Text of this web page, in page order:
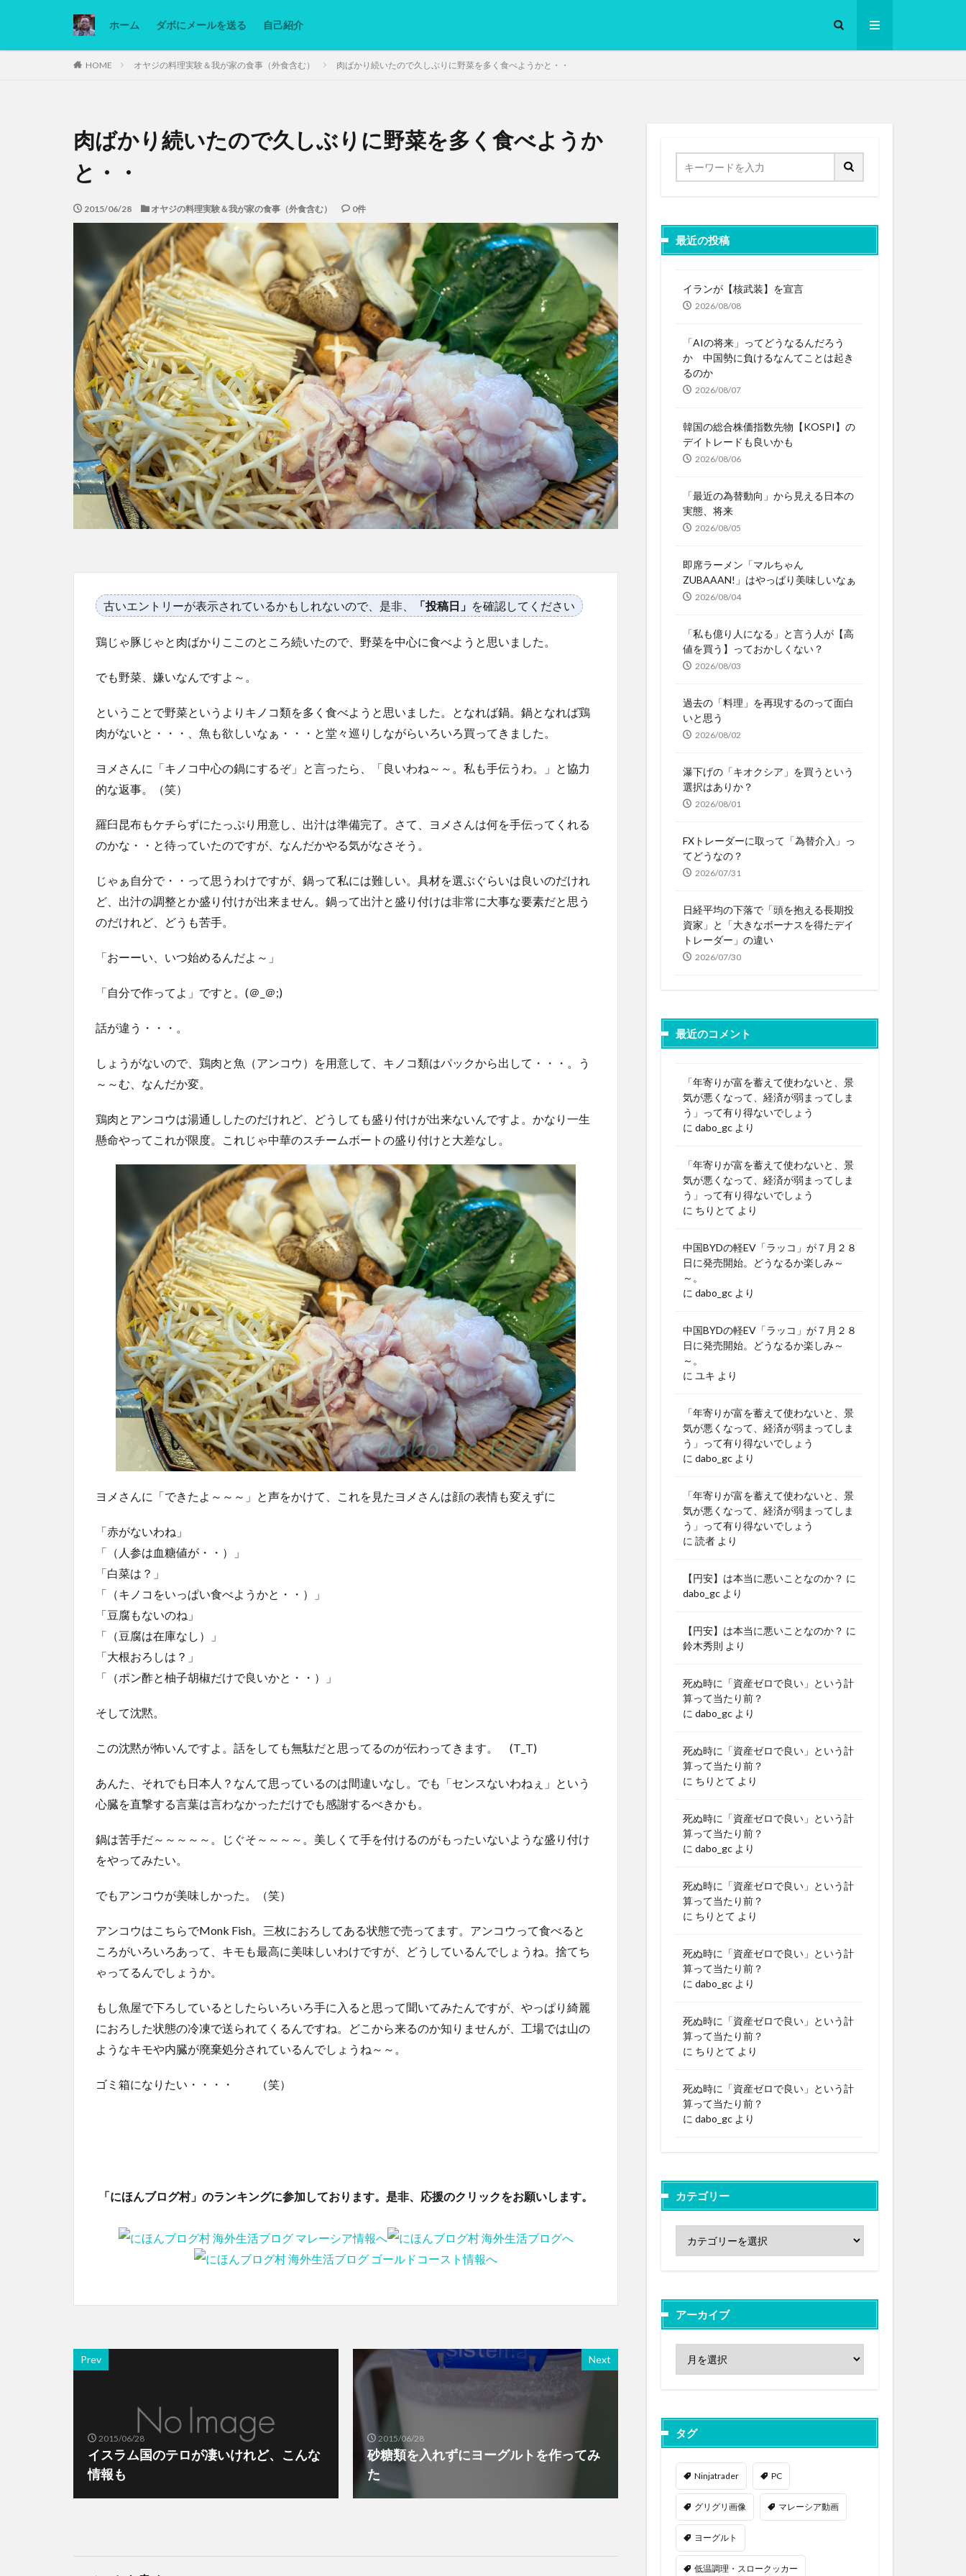
ホーム ダボにメールを送る 自己紹介
HOME オヤジの料理実験＆我が家の食事（外食含む） 肉ばかり続いたので久しぶりに野菜を多く食べようかと・・
肉ばかり続いたので久しぶりに野菜を多く食べようか
と・・
2015/06/28 オヤジの料理実験＆我が家の食事（外食含む） 0件
古いエントリーが表示されているかもしれないので、是非、 「投稿日」 を確認してください
鶏じゃ豚じゃと肉ばかりここのところ続いたので、野菜を中心に食べようと思いました。
でも野菜、嫌いなんですよ～。
ということで野菜というよりキノコ類を多く食べようと思いました。となれば鍋。鍋となれば鶏
肉がないと・・・、魚も欲しいなぁ・・・と堂々巡りしながらいろいろ買ってきました。
ヨメさんに「キノコ中心の鍋にするぞ」と言ったら、「良いわね～～。私も手伝うわ。」と協力
的な返事。（笑）
羅臼昆布もケチらずにたっぷり用意し、出汁は準備完了。さて、ヨメさんは何を手伝ってくれる
のかな・・と待っていたのですが、なんだかやる気がなさそう。
じゃぁ自分で・・って思うわけですが、鍋って私には難しい。具材を選ぶぐらいは良いのだけれ
ど、出汁の調整とか盛り付けが出来ません。鍋って出汁と盛り付けは非常に大事な要素だと思う
のだけれど、どうも苦手。
「おーーい、いつ始めるんだよ～」
「自分で作ってよ」ですと。(＠_＠;)
話が違う・・・。
しょうがないので、鶏肉と魚（アンコウ）を用意して、キノコ類はパックから出して・・・。う
～～む、なんだか変。
鶏肉とアンコウは湯通ししたのだけれど、どうしても盛り付けが出来ないんですよ。かなり一生
懸命やってこれが限度。これじゃ中華のスチームボートの盛り付けと大差なし。
ヨメさんに「できたよ～～～」と声をかけて、これを見たヨメさんは顔の表情も変えずに
「赤がないわね」
「（人参は血糖値が・・）」
「白菜は？」
「（キノコをいっぱい食べようかと・・）」
「豆腐もないのね」
「（豆腐は在庫なし）」
「大根おろしは？」
「（ポン酢と柚子胡椒だけで良いかと・・）」
そして沈黙。
この沈黙が怖いんですよ。話をしても無駄だと思ってるのが伝わってきます。 (T_T)
あんた、それでも日本人？なんて思っているのは間違いなし。でも「センスないわねぇ」という
心臓を直撃する言葉は言わなかっただけでも感謝するべきかも。
鍋は苦手だ～～～～～。じぐそ～～～～。美しくて手を付けるのがもったいないような盛り付け
をやってみたい。
でもアンコウが美味しかった。（笑）
アンコウはこちらでMonk Fish。三枚におろしてある状態で売ってます。アンコウって食べると
ころがいろいろあって、キモも最高に美味しいわけですが、どうしているんでしょうね。捨てち
ゃってるんでしょうか。
もし魚屋で下ろしているとしたらいろいろ手に入ると思って聞いてみたんですが、やっぱり綺麗
におろした状態の冷凍で送られてくるんですね。どこから来るのか知りませんが、工場では山の
ようなキモや内臓が廃棄処分されているんでしょうね～～。
ゴミ箱になりたい・・・・ （笑）
「にほんブログ村」のランキングに参加しております。是非、応援のクリックをお願いします。
Prev
2015/06/28
イスラム国のテロが凄いけれど、こんな
情報も
Next
2015/06/28
砂糖類を入れずにヨーグルトを作ってみ
た
最近の投稿
イランが【核武装】を宣言
2026/08/08
「AIの将来」ってどうなるんだろう
か 中国勢に負けるなんてことは起き
るのか
2026/08/07
韓国の総合株価指数先物【KOSPI】の
デイトレードも良いかも
2026/08/06
「最近の為替動向」から見える日本の
実態、将来
2026/08/05
即席ラーメン「マルちゃん
ZUBAAAN!」はやっぱり美味しいなぁ
2026/08/04
「私も億り人になる」と言う人が【高
値を買う】っておかしくない？
2026/08/03
過去の「料理」を再現するのって面白
いと思う
2026/08/02
瀑下げの「キオクシア」を買うという
選択はありか？
2026/08/01
FXトレーダーに取って「為替介入」っ
てどうなの？
2026/07/31
日経平均の下落で「頭を抱える長期投
資家」と「大きなボーナスを得たデイ
トレーダー」の違い
2026/07/30
最近のコメント
「年寄りが富を蓄えて使わないと、景
気が悪くなって、経済が弱まってしま
う」って有り得ないでしょう
に dabo_gc より
「年寄りが富を蓄えて使わないと、景
気が悪くなって、経済が弱まってしま
う」って有り得ないでしょう
に ちりとて より
中国BYDの軽EV「ラッコ」が７月２８
日に発売開始。どうなるか楽しみ～
～。
に dabo_gc より
中国BYDの軽EV「ラッコ」が７月２８
日に発売開始。どうなるか楽しみ～
～。
に ユキ より
「年寄りが富を蓄えて使わないと、景
気が悪くなって、経済が弱まってしま
う」って有り得ないでしょう
に dabo_gc より
「年寄りが富を蓄えて使わないと、景
気が悪くなって、経済が弱まってしま
う」って有り得ないでしょう
に 読者 より
【円安】は本当に悪いことなのか？ に
dabo_gc より
【円安】は本当に悪いことなのか？ に
鈴木秀則 より
死ぬ時に「資産ゼロで良い」という計
算って当たり前？
に dabo_gc より
死ぬ時に「資産ゼロで良い」という計
算って当たり前？
に ちりとて より
死ぬ時に「資産ゼロで良い」という計
算って当たり前？
に dabo_gc より
死ぬ時に「資産ゼロで良い」という計
算って当たり前？
に ちりとて より
死ぬ時に「資産ゼロで良い」という計
算って当たり前？
に dabo_gc より
死ぬ時に「資産ゼロで良い」という計
算って当たり前？
に ちりとて より
死ぬ時に「資産ゼロで良い」という計
算って当たり前？
に dabo_gc より
カテゴリー
アーカイブ
タグ
Ninjatrader PC
グリグリ画像 マレーシア動画
ヨーグルト
低温調理・スロークッカー
カテゴリー
Ninjatrader PC グリグリ画像 マレーシア動画 ヨーグルト
低温調理・スロークッカー